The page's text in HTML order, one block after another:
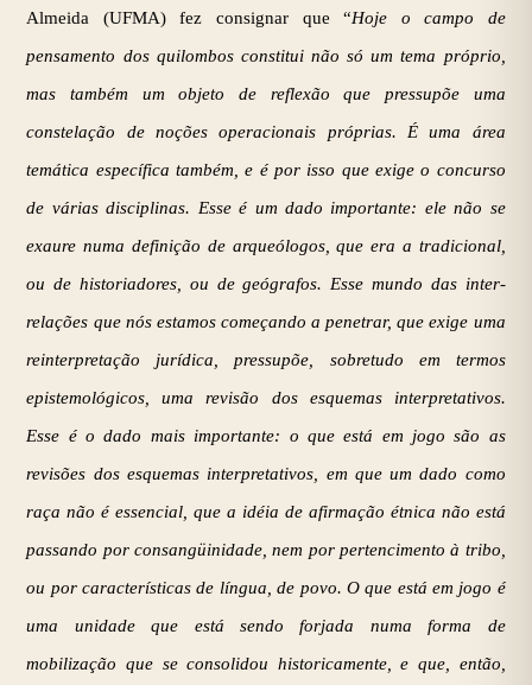
Almeida (UFMA) fez consignar que “Hoje o campo de
pensamento dos quilombos constitui não só um tema próprio,
mas também um objeto de reflexão que pressupõe uma
constelação de noções operacionais próprias. É uma área
temática específica também, e é por isso que exige o concurso
de várias disciplinas. Esse é um dado importante: ele não se
exaure numa definição de arqueólogos, que era a tradicional,
ou de historiadores, ou de geógrafos. Esse mundo das inter-
relações que nós estamos começando a penetrar, que exige uma
reinterpretação jurídica, pressupõe, sobretudo em termos
epistemológicos, uma revisão dos esquemas interpretativos.
Esse é o dado mais importante: o que está em jogo são as
revisões dos esquemas interpretativos, em que um dado como
raça não é essencial, que a idéia de afirmação étnica não está
passando por consangüinidade, nem por pertencimento à tribo,
ou por características de língua, de povo. O que está em jogo é
uma unidade que está sendo forjada numa forma de
mobilização que se consolidou historicamente, e que, então,